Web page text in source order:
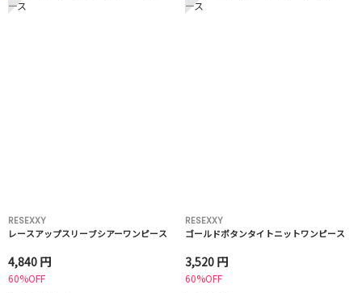
RESEXXY
レースアップスリーブシアーワンピース
4,840 円
60%OFF
RESEXXY
ゴールドボタンタイトニットワンピース
3,520 円
60%OFF